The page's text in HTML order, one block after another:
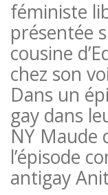
féministe
présentée
cousine
chez son
Dans un
gay dans
NY Maude
l’épisode
antigay